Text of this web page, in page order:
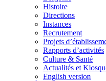
Histoire
Directions
Instances
Recrutement
Projets
Rapports d’activités
Culture & Santé
Actualités et
English version